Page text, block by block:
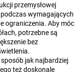
przemysłowej
wymagających
ograniczenia. Aby móc
potrzebne są
bez
jak najbardziej
też doskonale